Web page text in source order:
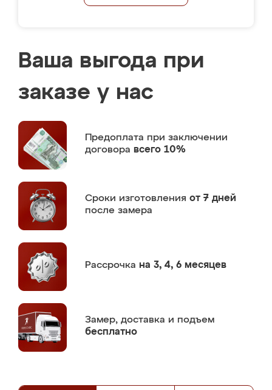
Ваша выгода при
заказе у нас
Предоплата при заключении
договора всего 10%
Сроки изготовления от 7 дней
после замера
Рассрочка на 3, 4, 6 месяцев
Замер, доставка и подъем
бесплатно